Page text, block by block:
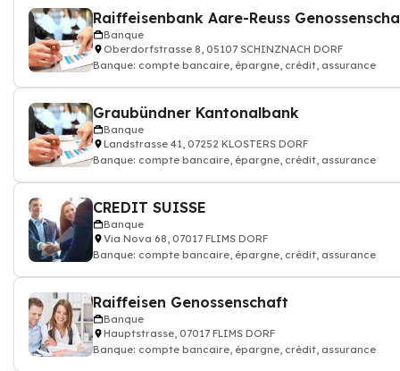
Raiffeisenbank Aare-Reuss
Banque
Oberdorfstrasse 8, 05107 SCHINZNACH DORF
Banque: compte bancaire, épargne, crédit, assurance
Graubündner Kantonalbank
Banque
Landstrasse 41, 07252 KLOSTERS DORF
Banque: compte bancaire, épargne, crédit, assurance
CREDIT SUISSE
Banque
Via Nova 68, 07017 FLIMS DORF
Banque: compte bancaire, épargne, crédit, assurance
Raiffeisen Genossenschaft
Banque
Hauptstrasse, 07017 FLIMS DORF
Banque: compte bancaire, épargne, crédit, assurance